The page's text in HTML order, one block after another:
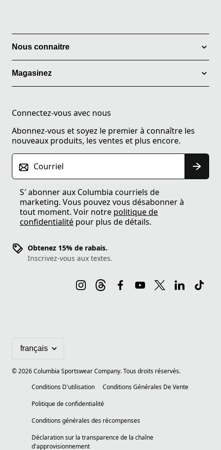
Nous connaitre
Magasinez
Connectez-vous avec nous
Abonnez-vous et soyez le premier à connaître les
nouveaux produits, les ventes et plus encore.
Courriel
S′ abonner aux Columbia courriels de
marketing. Vous pouvez vous désabonner à
tout moment. Voir notre politique de
confidentialité pour plus de détails.
Obtenez 15% de rabais.
Inscrivez-vous aux textes.
©2026Columbia Sportswear Company. Tous droits réservés.
Conditions D'utilisation
Conditions Générales De Vente
Politique de confidentialité
Conditions générales des récompenses
Déclaration sur la transparence de la chaîne
d'approvisionnement